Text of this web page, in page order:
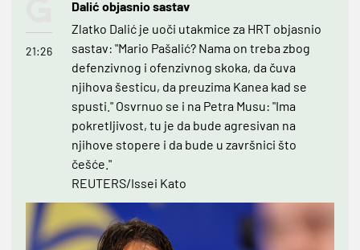
21:26
Dalić objasnio sastav
Zlatko Dalić je uoči utakmice za HRT objasnio
sastav: "Mario Pašalić? Nama on treba zbog
defenzivnog i ofenzivnog skoka, da čuva
njihova šesticu, da preuzima Kanea kad se
spusti." Osvrnuo se i na Petra Musu: "Ima
pokretljivost, tu je da bude agresivan na
njihove stopere i da bude u završnici što
češće."
REUTERS/Issei Kato